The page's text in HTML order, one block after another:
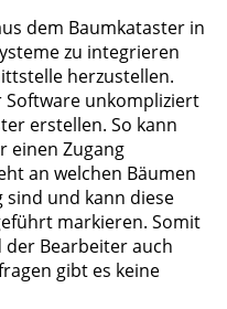
dem Baumkataster in
zu integrieren
herzustellen.
unkompliziert
erstellen. So kann
einen Zugang
an welchen Bäumen
und kann diese
markieren. Somit
Bearbeiter auch
gibt es keine